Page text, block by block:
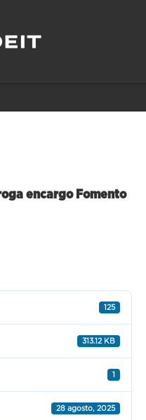
encargo Fomento
125
313.12 KB
1
28 agosto, 2025